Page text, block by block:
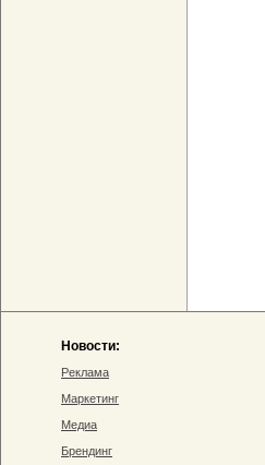
Новости:
Реклама
Маркетинг
Медиа
Брендинг